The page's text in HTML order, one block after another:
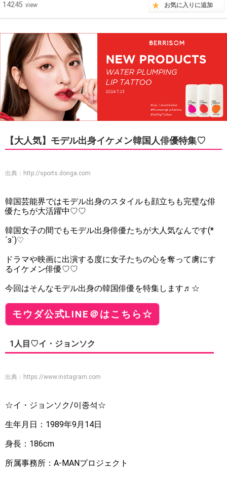
14245 view お気に入りに追加
【大人気】モデル出身イケメン韓国人俳優特集♡
出典： http://sports.donga.com
韓国芸能界ではモデル出身のスタイルも顔立ちも完璧な俳
優たちが大活躍中♡♡
韓国女子の間でもモデル出身俳優たちが大人気なんです(*
´з`)♡
ドラマや映画に出演する度に女子たちの心を奪って虜にす
るイケメン俳優♡♡
今回はそんなモデル出身の韓国俳優を特集します♬☆
モウダ公式LINE＠はこちら☆
1人目♡イ・ジョンソク
出典： https://www.instagram.com
☆イ・ジョンソク/이종석☆
生年月日：1989年9月14日
身長：186cm
所属事務所：A-MANプロジェクト